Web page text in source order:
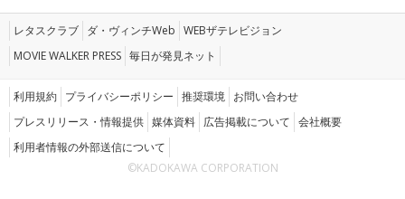
レタスクラブ ダ・ヴィンチWeb WEBザテレビジョン
MOVIE WALKER PRESS 毎日が発見ネット
利用規約 プライバシーポリシー 推奨環境 お問い合わせ
プレスリリース・情報提供 媒体資料 広告掲載について 会社概要
利用者情報の外部送信について
©KADOKAWA CORPORATION